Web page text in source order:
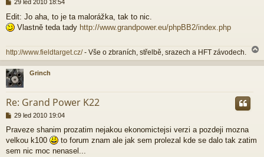
í
s
v
k
29 led 2010 18:54
Edit: Jo aha, to je ta malorážka, tak to nic.
Vlastně teda tady http://www.grandpower.eu/phpBB2/index.php
http://www.fieldtarget.cz/- Vše o zbraních, střelbě, srazech a HFT závodech.
a
h
Grinch
Re: Grand Power K22
P
í
s
p
29 led 2010 19:04
Praveze shanim prozatim nejakou ekonomictejsi verzi a pozdeji mozna
velkou k100
to forum znam ale jak sem prolezal kde se dalo tak zatim
sem nic moc nenasel...